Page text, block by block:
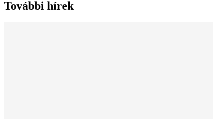
További hírek